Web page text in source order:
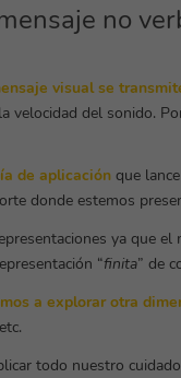
no
visual se
velocidad del sonido.
de aplicaciónque
donde estemos
ya que el
“finita” de
a explorar otra
todo nuestro